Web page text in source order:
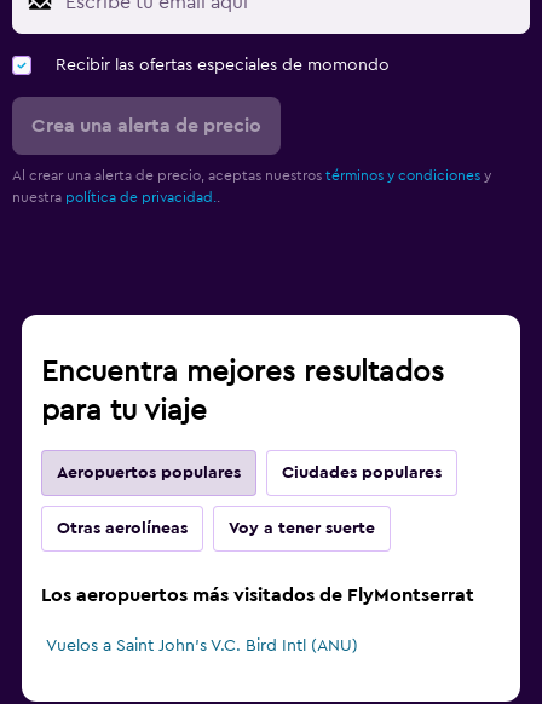
Recibir las ofertas especiales de momondo
Crea una alerta de precio
Al crear una alerta de precio, aceptas nuestros términos y condiciones y
nuestra política de privacidad.
Encuentra mejores resultados
para tu viaje
Aeropuertos populares Ciudades populares
Otras aerolíneas Voy a tener suerte
Los aeropuertos más visitados de FlyMontserrat
Vuelos a Saint John's V.C. Bird Intl (ANU)